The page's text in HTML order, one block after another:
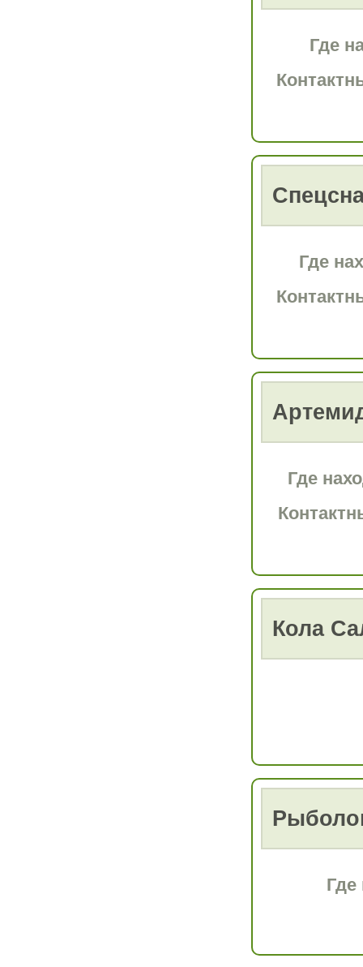
Где
Где
Где
Кола
Где